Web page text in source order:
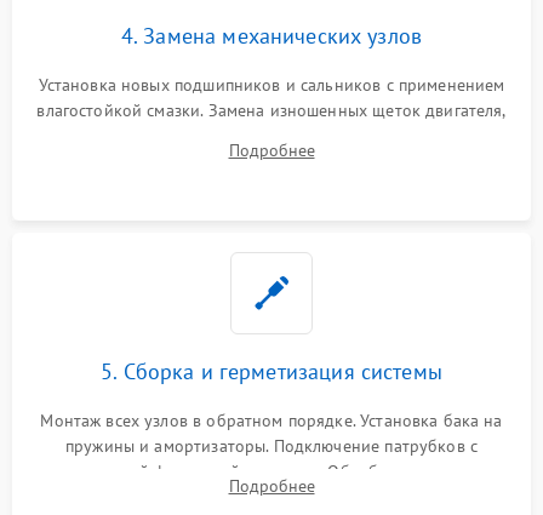
4. Замена механических узлов
Установка новых подшипников и сальников с применением
влагостойкой смазки. Замена изношенных щеток двигателя,
или поврежденной резиновой манжеты.
Подробнее
5. Сборка и герметизация системы
Монтаж всех узлов в обратном порядке. Установка бака на
пружины и амортизаторы. Подключение патрубков с
надежной фиксацией хомутами. Обработка стыков
герметиком для предотвращения возможных протечек воды.
Подробнее